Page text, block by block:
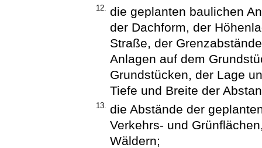
12.
die geplanten baulichen
der Dachform, der
Straße, der
Anlagen auf dem
Grundstücken, der Lage
Tiefe und Breite der
13.
die Abstände der
Verkehrs- und
Wäldern;